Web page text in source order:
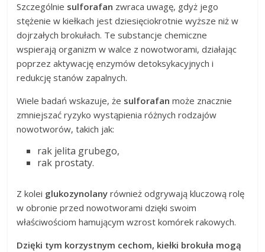
Szczególnie sulforafan zwraca uwagę, gdyż jego
stężenie w kiełkach jest dziesięciokrotnie wyższe niż w
dojrzałych brokułach. Te substancje chemiczne
wspierają organizm w walce z nowotworami, działając
poprzez aktywację enzymów detoksykacyjnych i
redukcję stanów zapalnych.
Wiele badań wskazuje, że sulforafan może znacznie
zmniejszać ryzyko wystąpienia różnych rodzajów
nowotworów, takich jak:
rak jelita grubego,
rak prostaty.
Z kolei glukozynolany również odgrywają kluczową rolę
w obronie przed nowotworami dzięki swoim
właściwościom hamującym wzrost komórek rakowych.
Dzięki tym korzystnym cechom, kiełki brokuła mogą